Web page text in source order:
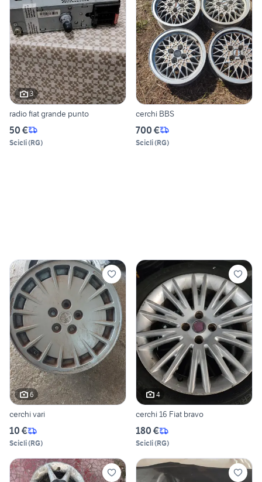
3
radio fiat grande punto
50 €
Scicli(RG)
cerchi BBS
700 €
Scicli(RG)
6
cerchi vari
10 €
Scicli(RG)
4
cerchi 16 Fiat bravo
180 €
Scicli(RG)